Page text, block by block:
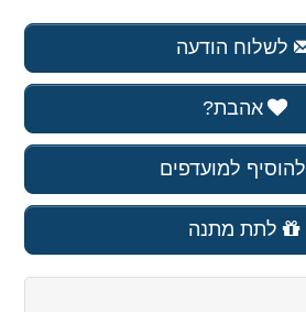
לשלוח הודעה
אהבת?
להוסיף למועדפים
לתת מתנה